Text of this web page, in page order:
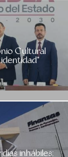
Cultural
inhábiles: